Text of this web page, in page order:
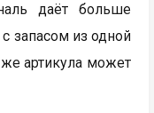
даёт больше
запасом из одной
артикула может